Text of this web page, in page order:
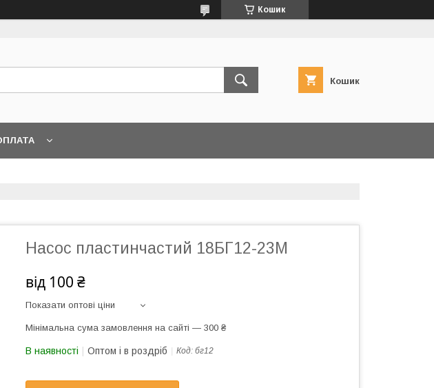
Кошик
Кошик
Насос пластинчастий 18БГ12-23М
від 100 ₴
Показати оптові ціни
Мінімальна сума замовлення на сайті — 300 ₴
В наявності Оптом і в роздріб Код: бг12